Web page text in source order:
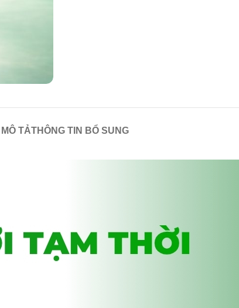
MÔ TẢTHÔNG TIN BỔ SUNG